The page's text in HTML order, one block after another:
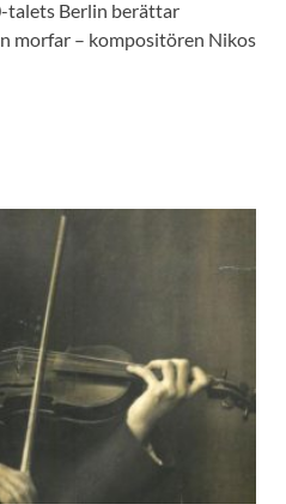
talets Berlin berättar
morfar – kompositören Nikos